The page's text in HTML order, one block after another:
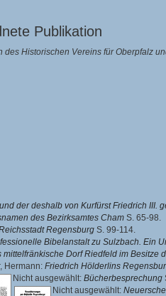
Publikation
des Historischen Vereins für Oberpfalz
der deshalb von Kurfürst Friedrich III.
des Bezirksamtes Cham S. 65-98.
Regensburg S. 99-114.
Bibelanstalt zu Sulzbach. Ein
mittelfränkische Dorf Riedfeld im Besitze
Hermann: Friedrich Hölderlins
Nicht ausgewählt: Bücherbesprechung
Nicht ausgewählt: